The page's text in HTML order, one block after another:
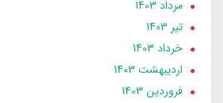
مرداد 1403
تير 1403
خرداد 1403
ارديبهشت 1403
فروردین 1403